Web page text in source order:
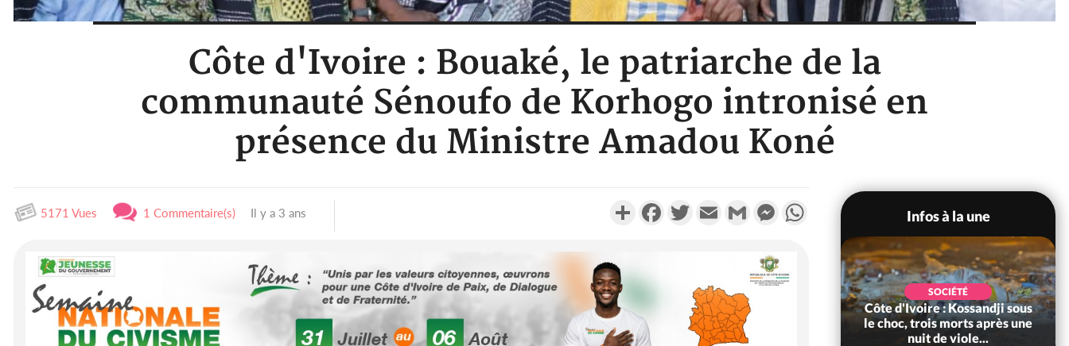
Côte d'Ivoire : Bouaké, le patriarche de la
communauté Sénoufo de Korhogo intronisé en
présence du Ministre Amadou Koné
5171 Vues 1 Commentaire(s) Il y a 3 ans PartagerFacebookTwitterEmail Gmail MessengerWhatsApp
Infos à la une
POLITIQUE
Côte d'Ivoire : Indépendance
2026, Yopougon coeur
battant de la célébration...
SOCIÉTÉ
Côte d'Ivoire : Kossandji sous
le choc, trois morts après une
nuit de viole...